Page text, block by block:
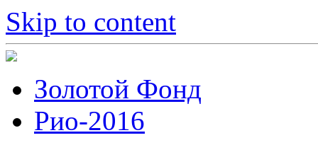
Skip to content
Золотой Фонд
Рио-2016